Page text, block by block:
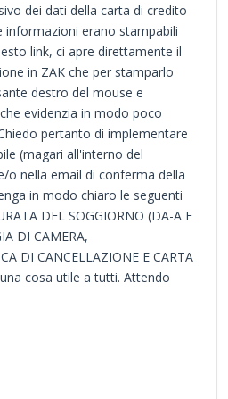
dei dati della carta di credito
informazioni erano stampabili
link, ci apre direttamente il
in ZAK che per stamparlo
destro del mouse e
evidenzia in modo poco
pertanto di implementare
(magari all'interno del
o nella email di conferma della
in modo chiaro le seguenti
DEL SOGGIORNO (DA-A E
DI CAMERA,
DI CANCELLAZIONE E CARTA
cosa utile a tutti. Attendo